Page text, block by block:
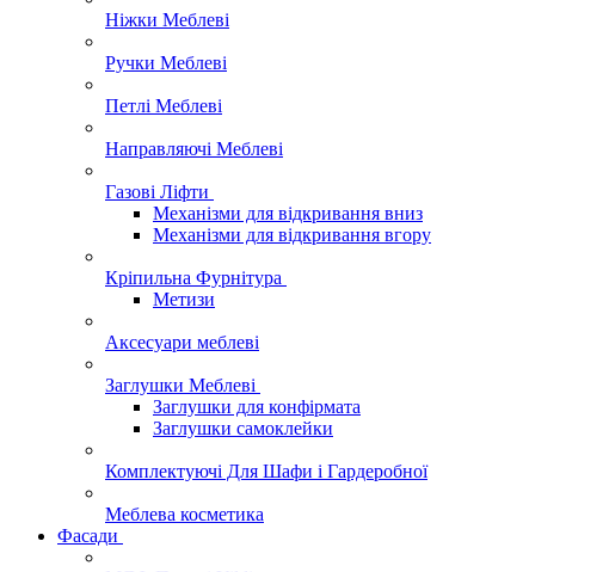
Ніжки Меблеві
Ручки Меблеві
Петлі Меблеві
Направляючі Меблеві
Газові Ліфти
Механізми для відкривання вниз
Механізми для відкривання вгору
Кріпильна Фурнітура
Метизи
Аксесуари меблеві
Заглушки Меблеві
Заглушки для конфірмата
Заглушки самоклейки
Комплектуючі Для Шафи і Гардеробної
Меблева косметика
Фасади